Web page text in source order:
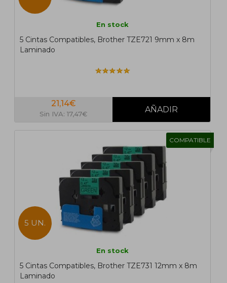
En stock
5 Cintas Compatibles, Brother TZE721 9mm x 8m
Laminado
21,14€
Sin IVA: 17,47€
COMPATIBLE
5 UN.
En stock
5 Cintas Compatibles, Brother TZE731 12mm x 8m
Laminado